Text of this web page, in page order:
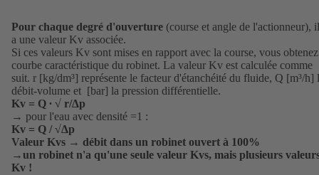
Pour chaque degré d'ouverture (course et angle de l'actionneur),
a une valeur Kv associée.
Si ces valeurs Kv sont mises en rapport avec la course, vous
courbe caractéristique du robinet. La valeur Kv est calculée comme
suit. r [kg/dm³] représente le facteur d'étanchéité du fluide, Q [m³/h]
débit-volume et [bar] la pression différentielle.
Kv = Q ∙ √ r/∆p
→ pour l'eau avec densité =1 :
Kv = Q / √∆p
Valeur Kvs → débit dans un robinet ouvert à 100%
→un robinet n'a qu'une seule valeur Kvs, mais plusieurs
Kv !